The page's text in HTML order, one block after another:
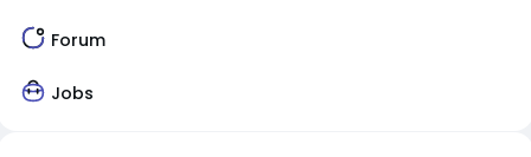
Forum
Jobs